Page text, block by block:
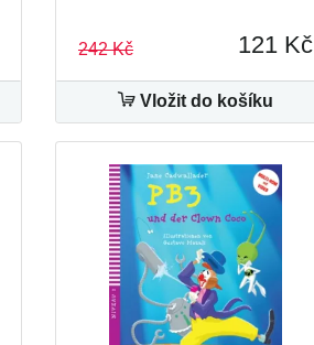
242 Kč 121 Kč
Vložit do košíku